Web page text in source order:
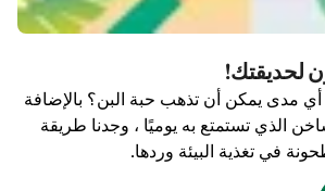
لحديقتك!
مدى يمكن أن تذهب حبة البن؟ بالإضافة
الذي تستمتع به يوميًا ، وجدنا طريقة
في تغذية البيئة وردها.